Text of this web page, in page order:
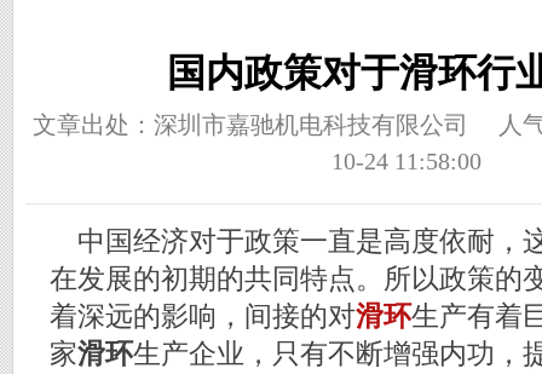
国内政策对于滑环行
文章出处：深圳市嘉驰机电科技有限公司
人
10-24 11:58:00
中国经济对于政策一直是高度依耐，
在发展的初期的共同特点。所以政策的
着深远的影响，间接的对滑环生产有着
家滑环生产企业，只有不断增强内功，